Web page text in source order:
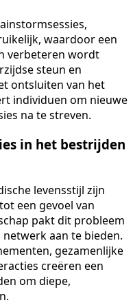
waardoor een
verbeteren wordt
steun en
ontsluiten van het
individuen om nieuwe
na te streven.
in het bestrijden
levensstijl zijn
een gevoel van
pakt dit probleem
aan te bieden.
gezamenlijke
creëren een
om diepe,